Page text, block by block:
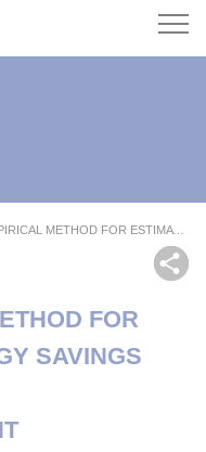
A RAPID EMPIRICAL METHOD FOR ESTIMATION OF ENER...
FOR
SAVINGS